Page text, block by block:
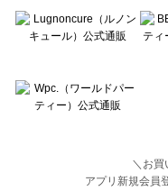
＼お買
アプリ新規会員